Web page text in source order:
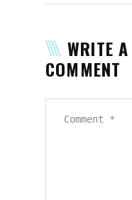
WRITE
COMMENT